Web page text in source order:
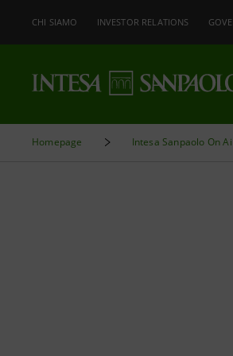
CHI SIAMO INVESTOR RELATIONS
Homepage Intesa Sanpaolo On